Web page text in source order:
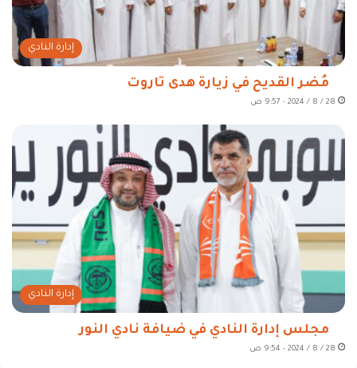
إدارة النادي
مُضر القديح في زيارة هدى تاروت
28 / 8 / 2024 - 9:57 ص
إدارة النادي
مجلس إدارة النادي في ضيافة نادي النور
28 / 8 / 2024 - 9:54 ص